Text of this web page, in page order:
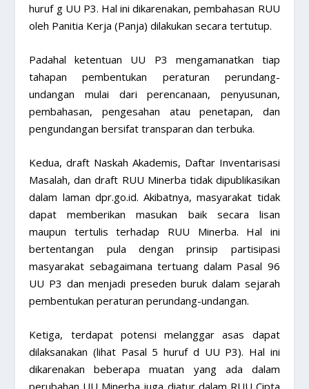
huruf g UU P3. Hal ini dikarenakan, pembahasan RUU
oleh Panitia Kerja (Panja) dilakukan secara tertutup.
Padahal ketentuan UU P3 mengamanatkan tiap
tahapan pembentukan peraturan perundang-
undangan mulai dari perencanaan, penyusunan,
pembahasan, pengesahan atau penetapan, dan
pengundangan bersifat transparan dan terbuka.
Kedua, draft Naskah Akademis, Daftar Inventarisasi
Masalah, dan draft RUU Minerba tidak dipublikasikan
dalam laman dpr.go.id. Akibatnya, masyarakat tidak
dapat memberikan masukan baik secara lisan
maupun tertulis terhadap RUU Minerba. Hal ini
bertentangan pula dengan prinsip partisipasi
masyarakat sebagaimana tertuang dalam Pasal 96
UU P3 dan menjadi preseden buruk dalam sejarah
pembentukan peraturan perundang-undangan.
Ketiga, terdapat potensi melanggar asas dapat
dilaksanakan (lihat Pasal 5 huruf d UU P3). Hal ini
dikarenakan beberapa muatan yang ada dalam
perubahan UU Minerba juga diatur dalam RUU Cipta